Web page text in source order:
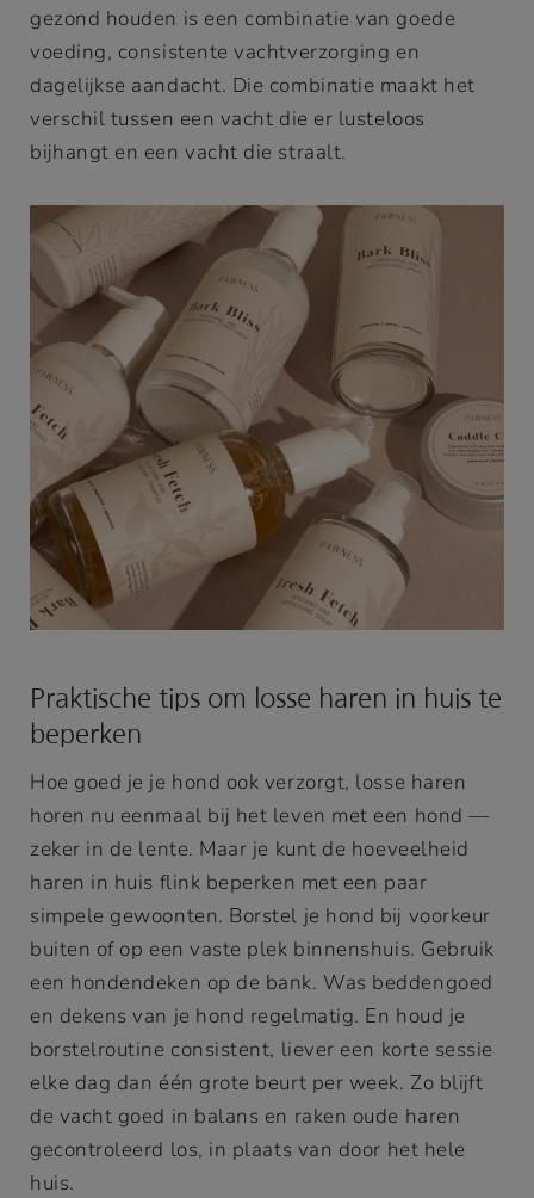
gezond houden is een combinatie van goede
voeding, consistente vachtverzorging en
dagelijkse aandacht. Die combinatie maakt het
verschil tussen een vacht die er lusteloos
bijhangt en een vacht die straalt.
Praktische tips om losse haren in huis te
beperken
Hoe goed je je hond ook verzorgt, losse haren
horen nu eenmaal bij het leven met een hond —
zeker in de lente. Maar je kunt de hoeveelheid
haren in huis flink beperken met een paar
simpele gewoonten. Borstel je hond bij voorkeur
buiten of op een vaste plek binnenshuis. Gebruik
een hondendeken op de bank. Was beddengoed
en dekens van je hond regelmatig. En houd je
borstelroutine consistent, liever een korte sessie
elke dag dan één grote beurt per week. Zo blijft
de vacht goed in balans en raken oude haren
gecontroleerd los, in plaats van door het hele
huis.